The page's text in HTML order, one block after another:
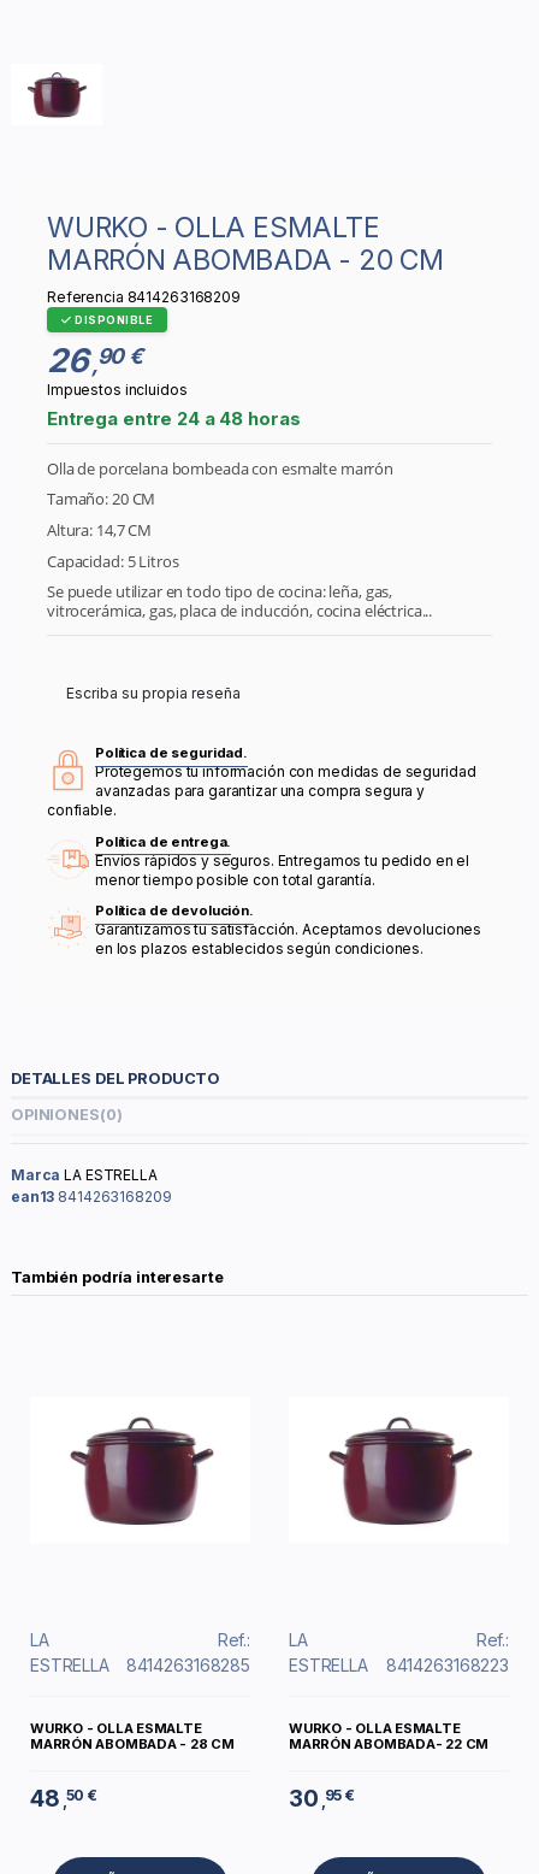
WURKO - OLLA ESMALTE
MARRÓN ABOMBADA - 20 CM
Referencia 8414263168209
DISPONIBLE
26 ,90 €
Impuestos incluidos
Entrega entre 24 a 48 horas
Olla de porcelana bombeada con esmalte marrón
Tamaño: 20 CM
Altura: 14,7 CM
Capacidad: 5 Litros
Se puede utilizar en todo tipo de cocina: leña, gas,
vitrocerámica, gas, placa de inducción, cocina eléctrica...
Escriba su propia reseña
Política de seguridad.
Protegemos tu información con medidas de seguridad
avanzadas para garantizar una compra segura y
confiable.
Política de entrega.
Envíos rápidos y seguros. Entregamos tu pedido en el
menor tiempo posible con total garantía.
Política de devolución.
Garantizamos tu satisfacción. Aceptamos devoluciones
en los plazos establecidos según condiciones.
DETALLES DEL PRODUCTO
OPINIONES(0)
Marca LA ESTRELLA
ean13 8414263168209
También podría interesarte
LA
ESTRELLA
Ref.:
8414263168285
WURKO - OLLA ESMALTE
MARRÓN ABOMBADA - 28 CM
48 ,50 €
LA
ESTRELLA
Ref.:
8414263168223
WURKO - OLLA ESMALTE
MARRÓN ABOMBADA- 22 CM
30 95 €